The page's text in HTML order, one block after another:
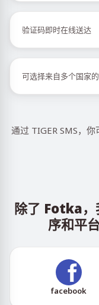
验证码即时在线送达
可选择来自多个国家
通过 TIGER SMS，
除了 Fotka，
序和平
facebook